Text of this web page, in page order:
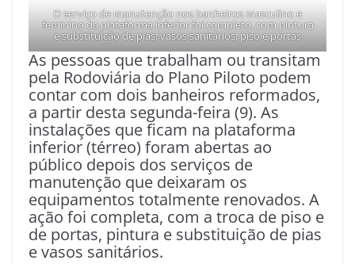
O serviço de manutenção nos banheiros masculino e
feminino da plataforma inferior foi completo, com pintura
e substituição de pias, vasos sanitários, piso e portas
As pessoas que trabalham ou transitam
pela Rodoviária do Plano Piloto podem
contar com dois banheiros reformados,
a partir desta segunda-feira (9). As
instalações que ficam na plataforma
inferior (térreo) foram abertas ao
público depois dos serviços de
manutenção que deixaram os
equipamentos totalmente renovados. A
ação foi completa, com a troca de piso e
de portas, pintura e substituição de pias
e vasos sanitários.